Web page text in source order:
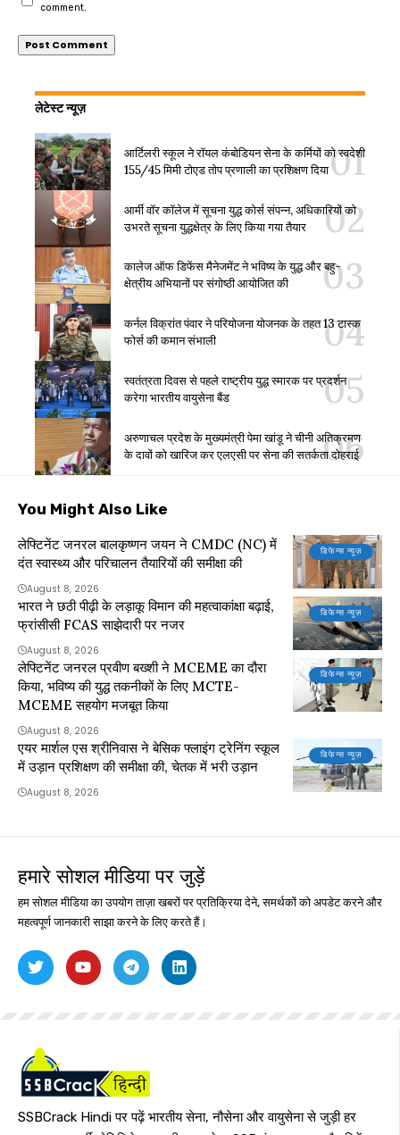
comment.
लेटेस्ट न्यूज़
आर्टिलरी स्कूल ने रॉयल कंबोडियन सेना के कर्मियों को स्वदेशी
155/45 मिमी टोएड तोप प्रणाली का प्रशिक्षण दिया
आर्मी वॉर कॉलेज में सूचना युद्ध कोर्स संपन्न, अधिकारियों को
उभरते सूचना युद्धक्षेत्र के लिए किया गया तैयार
कालेज ऑफ डिफेंस मैनेजमेंट ने भविष्य के युद्ध और बहु-
क्षेत्रीय अभियानों पर संगोष्ठी आयोजित की
कर्नल विक्रांत पंवार ने परियोजना योजनक के तहत 13 टास्क
फोर्स की कमान संभाली
स्वतंत्रता दिवस से पहले राष्ट्रीय युद्ध स्मारक पर प्रदर्शन
करेगा भारतीय वायुसेना बैंड
अरुणाचल प्रदेश के मुख्यमंत्री पेमा खांडू ने चीनी अतिक्रमण
के दावों को खारिज कर एलएसी पर सेना की सतर्कता दोहराई
You Might Also Like
डिफेन्स न्यूज़
लेफ्टिनेंट जनरल बालकृष्णन जयन ने CMDC (NC) में
दंत स्वास्थ्य और परिचालन तैयारियों की समीक्षा की
August 8, 2026
डिफेन्स न्यूज़
भारत ने छठी पीढ़ी के लड़ाकू विमान की महत्वाकांक्षा बढ़ाई,
फ्रांसीसी FCAS साझेदारी पर नजर
August 8, 2026
डिफेन्स न्यूज़
लेफ्टिनेंट जनरल प्रवीण बख्शी ने MCEME का दौरा
किया, भविष्य की युद्ध तकनीकों के लिए MCTE-
MCEME सहयोग मजबूत किया
August 8, 2026
डिफेन्स न्यूज़
एयर मार्शल एस श्रीनिवास ने बेसिक फ्लाइंग ट्रेनिंग स्कूल
में उड़ान प्रशिक्षण की समीक्षा की, चेतक में भरी उड़ान
August 8, 2026
हमारे सोशल मीडिया पर जुड़ें
हम सोशल मीडिया का उपयोग ताज़ा खबरों पर प्रतिक्रिया देने, समर्थकों को अपडेट करने और
महत्वपूर्ण जानकारी साझा करने के लिए करते हैं।
SSBCrack Hindi पर पढ़ें भारतीय सेना, नौसेना और वायुसेना से जुड़ी हर